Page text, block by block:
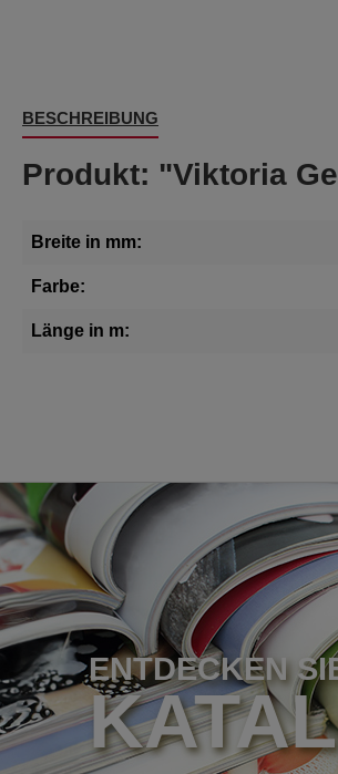
BESCHREIBUNG
Produkt: "Viktoria
Breite in mm:
Farbe:
Länge in m:
ENTDECKEN